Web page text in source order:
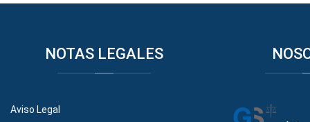
NOTASLEGALES
Aviso Legal